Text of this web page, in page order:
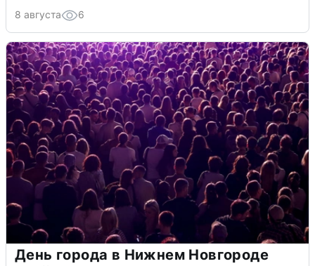
8 августа 6
День города в Нижнем Новгороде